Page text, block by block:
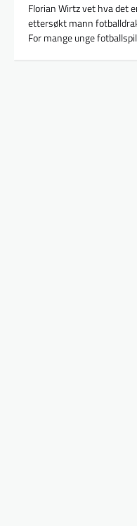
Florian Wirtz vet hva det
ettersøkt mann
For mange unge